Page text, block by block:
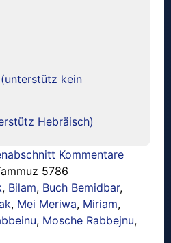
kein
Hebräisch)
Kommentare
5786
, Bilam, Buch Bemidbar,
, Mei Meriwa, Miriam,
, Mosche Rabbejnu,